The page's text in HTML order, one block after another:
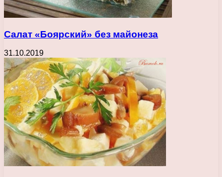
Салат «Боярский» без майонеза
31.10.2019